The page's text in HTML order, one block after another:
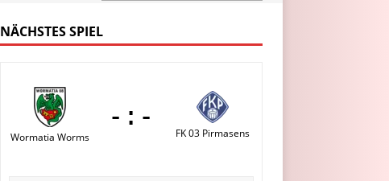
NÄCHSTES SPIEL
Wormatia Worms
-:-
FK 03 Pirmasens